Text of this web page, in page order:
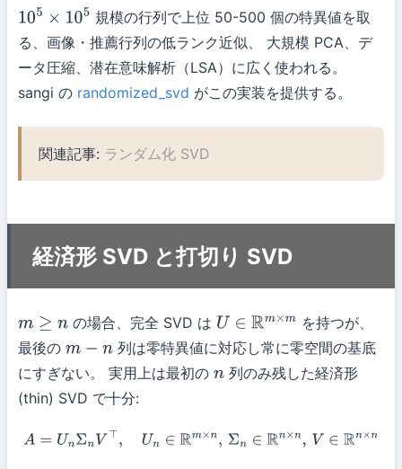
105 ×105
規模の行列で上位 50-500 個の特異値を取
る、画像・推薦行列の低ランク近似、 大規模 PCA、デ
ータ圧縮、潜在意味解析（LSA）に広く使われる。
sangi の randomized_svd がこの実装を提供する。
関連記事: ランダム化 SVD
経済形 SVD と打切り SVD
m≥n の場合、完全 SVD は U∈R m×m
を持つが、
最後の m−n
列は零特異値に対応し常に零空間の基底
にすぎない。 実用上は最初の n列のみ残した経済形
(thin) SVD で十分:
A= Un Σ n ⊤,U ∈ Rm×n,Σ n∈R n× n,V∈Rn ×n